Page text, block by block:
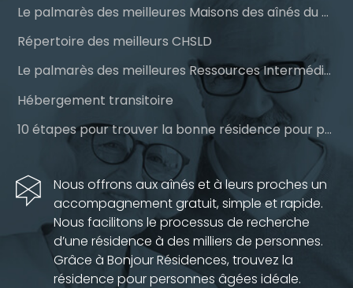
Le palmarès des meilleures Maisons des aînés du Québec
Répertoire des meilleurs CHSLD
Le palmarès des meilleures Ressources Intermédiaires (RI)
Hébergement transitoire
10 étapes pour trouver la bonne résidence pour personnes âgées
Nous offrons aux aînés et à leurs proches un
accompagnement gratuit, simple et rapide.
Nous facilitons le processus de recherche
d’une résidence à des milliers de personnes.
Grâce à Bonjour Résidences, trouvez la
résidence pour personnes âgées idéale.